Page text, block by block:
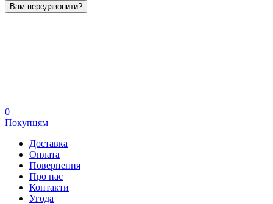
Вам передзвонити?
0
Покупцям
Доставка
Оплата
Повернення
Про нас
Контакти
Угода